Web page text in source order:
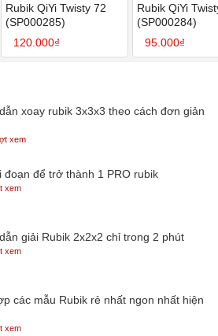
Rubik QiYi Twisty 72
(SP000285)
120.000₫
Rubik QiYi
(SP000284)
95.000₫
xoay rubik 3x3x3 theo cách đơn giản
xem
đoạn để trở thành 1 PRO rubik
xem
giải Rubik 2x2x2 chỉ trong 2 phút
xem
các mẫu Rubik rẻ nhất ngon nhất hiện
xem